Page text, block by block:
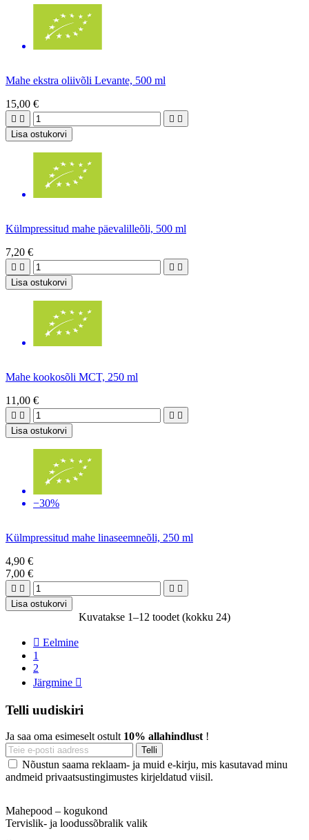
Mahe ekstra oliivõli Levante, 500 ml
15,00 €
   
Lisa ostukorvi
Külmpressitud mahe päevalilleõli, 500 ml
7,20 €
   
Lisa ostukorvi
Mahe kookosõli MCT, 250 ml
11,00 €
   
Lisa ostukorvi
−30%
Külmpressitud mahe linaseemneõli, 250 ml
4,90 €
7,00 €
   
Lisa ostukorvi
Kuvatakse 1–12 toodet (kokku 24)
 Eelmine
1
2
Järgmine 
Telli uudiskiri
Ja saa oma esimeselt ostult 10% allahindlust !
Nõustun saama reklaam- ja muid e-kirju, mis kasutavad minu
andmeid privaatsustingimustes kirjeldatud viisil.
Mahepood – kogukond
Tervislik- ja loodussõbralik valik